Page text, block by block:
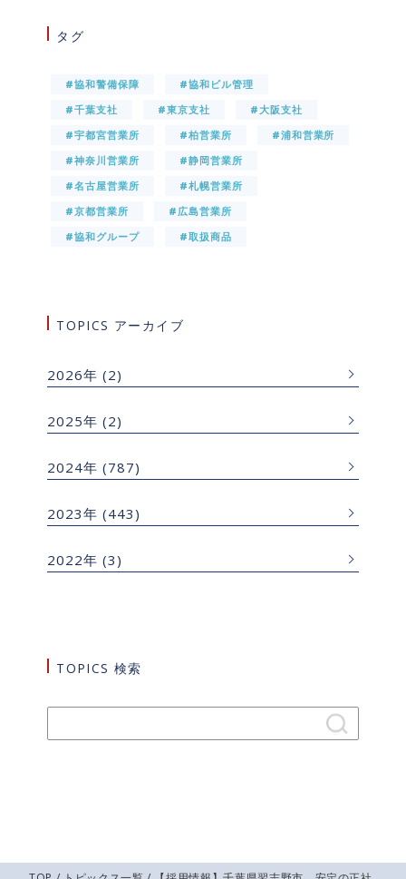
タグ
#協和警備保障
#協和ビル管理
#千葉支社
#東京支社
#大阪支社
#宇都宮営業所
#柏営業所
#浦和営業所
#神奈川営業所
#静岡営業所
#名古屋営業所
#札幌営業所
#京都営業所
#広島営業所
#協和グループ
#取扱商品
TOPICS アーカイブ
2026年 (2)
2025年 (2)
2024年 (787)
2023年 (443)
2022年 (3)
TOPICS 検索